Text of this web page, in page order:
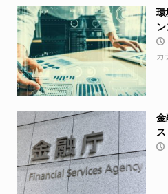
環
カ
金